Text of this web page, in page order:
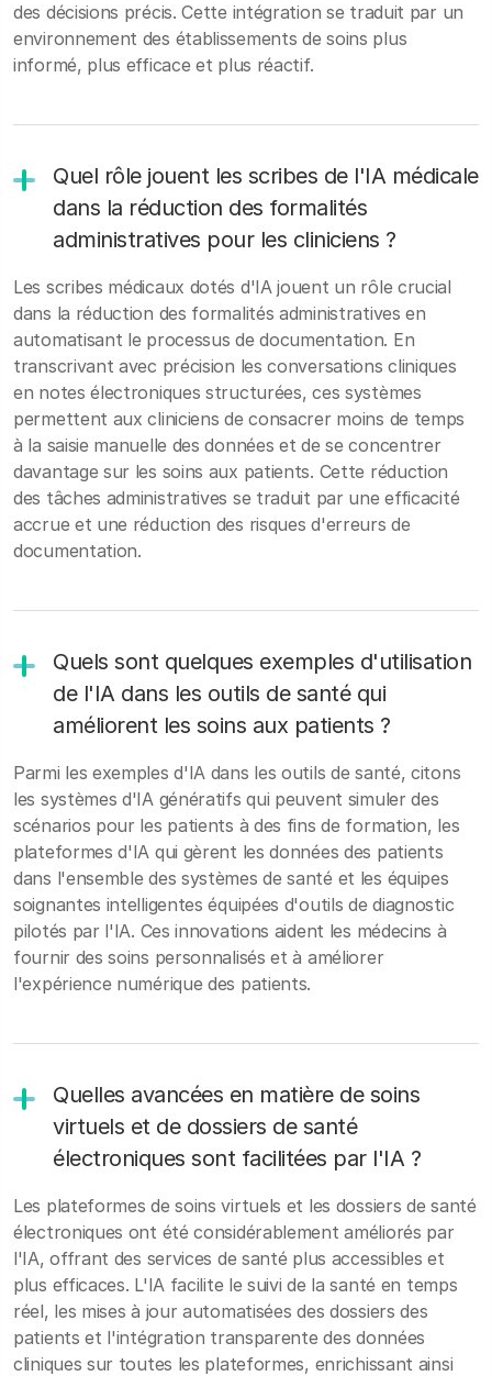
des décisions précis. Cette intégration se traduit par un
environnement des établissements de soins plus
informé, plus efficace et plus réactif.
Quel rôle jouent les scribes de l'IA médicale
dans la réduction des formalités
administratives pour les cliniciens ?
Les scribes médicaux dotés d'IA jouent un rôle crucial
dans la réduction des formalités administratives en
automatisant le processus de documentation. En
transcrivant avec précision les conversations cliniques
en notes électroniques structurées, ces systèmes
permettent aux cliniciens de consacrer moins de temps
à la saisie manuelle des données et de se concentrer
davantage sur les soins aux patients. Cette réduction
des tâches administratives se traduit par une efficacité
accrue et une réduction des risques d'erreurs de
documentation.
Quels sont quelques exemples d'utilisation
de l'IA dans les outils de santé qui
améliorent les soins aux patients ?
Parmi les exemples d'IA dans les outils de santé, citons
les systèmes d'IA génératifs qui peuvent simuler des
scénarios pour les patients à des fins de formation, les
plateformes d'IA qui gèrent les données des patients
dans l'ensemble des systèmes de santé et les équipes
soignantes intelligentes équipées d'outils de diagnostic
pilotés par l'IA. Ces innovations aident les médecins à
fournir des soins personnalisés et à améliorer
l'expérience numérique des patients.
Quelles avancées en matière de soins
virtuels et de dossiers de santé
électroniques sont facilitées par l'IA ?
Les plateformes de soins virtuels et les dossiers de santé
électroniques ont été considérablement améliorés par
l'IA, offrant des services de santé plus accessibles et
plus efficaces. L'IA facilite le suivi de la santé en temps
réel, les mises à jour automatisées des dossiers des
patients et l'intégration transparente des données
cliniques sur toutes les plateformes, enrichissant ainsi